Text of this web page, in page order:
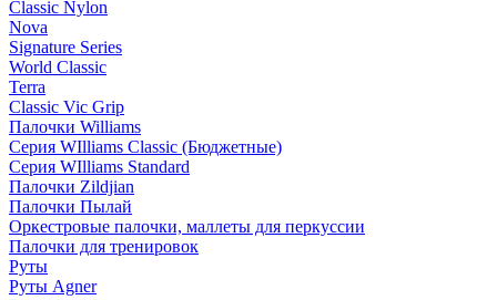
Classic Nylon
Nova
Signature Series
World Classic
Terra
Classic Vic Grip
Палочки Williams
Серия WIlliams Classic (Бюджетные)
Серия WIlliams Standard
Палочки Zildjian
Палочки Пылай
Оркестровые палочки, маллеты для перкуссии
Палочки для тренировок
Руты
Руты Agner